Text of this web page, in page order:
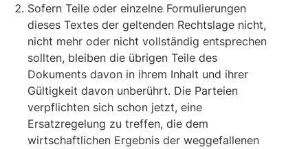
Sofern Teile oder einzelne Formulierungen
dieses Textes der geltenden Rechtslage nicht,
nicht mehr oder nicht vollständig entsprechen
sollten, bleiben die übrigen Teile des
Dokuments davon in ihrem Inhalt und ihrer
Gültigkeit davon unberührt. Die Parteien
verpflichten sich schon jetzt, eine
Ersatzregelung zu treffen, die dem
wirtschaftlichen Ergebnis der weggefallenen